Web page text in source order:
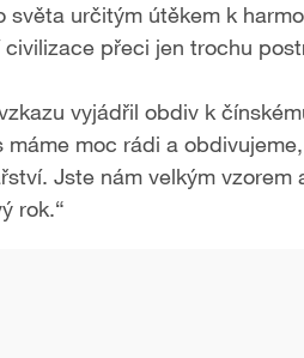
světa určitým útěkem k
přeci jen trochu
vyjádřil obdiv k
máme moc rádi a
Jste nám velkým
rok.“